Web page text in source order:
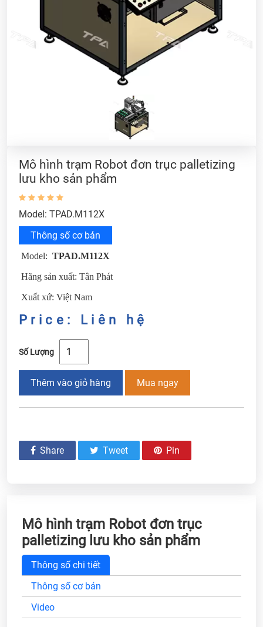
Mô hình trạm Robot đơn trục palletizing
lưu kho sản phẩm
Model: TPAD.M112X
Thông số cơ bản
Model: TPAD.M112X
Hãng sản xuất: Tân Phát
Xuất xứ: Việt Nam
Price: Liên hệ
Số Lượng
Thêm vào giỏ hàng Mua ngay
Share Tweet Pin
Mô hình trạm Robot đơn trục
palletizing lưu kho sản phẩm
Thông số chi tiết
Thông số cơ bản
Video